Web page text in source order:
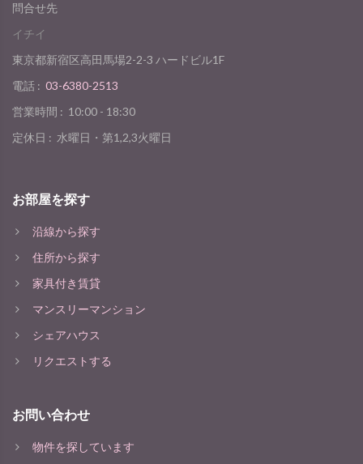
問合せ先
イチイ
東京都新宿区高田馬場2-2-3 ハードビル1F
電話 : 03-6380-2513
営業時間 : 10:00 - 18:30
定休日 : 水曜日・第1,2,3火曜日
お部屋を探す
沿線から探す
住所から探す
家具付き賃貸
マンスリーマンション
シェアハウス
リクエストする
お問い合わせ
物件を探しています